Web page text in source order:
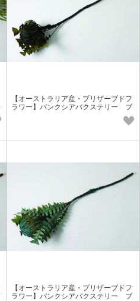
【オーストラリア産・プリザーブドフ
ラワー】バンクシアバクステリー ブ
【オーストラリア産・プリザーブドフ
ラワー】バンクシアバクステリー ブ